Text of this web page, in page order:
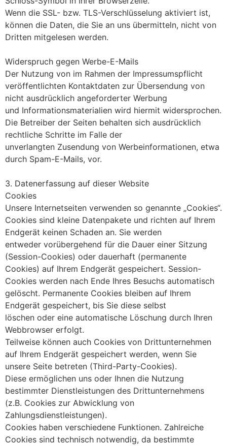
Wenn die SSL- bzw. TLS-Verschlüsselung aktiviert ist,
können die Daten, die Sie an uns übermitteln, nicht von
Dritten mitgelesen werden.
Widerspruch gegen Werbe-E-Mails
Der Nutzung von im Rahmen der Impressumspflicht
veröffentlichten Kontaktdaten zur Übersendung von
nicht ausdrücklich angeforderter Werbung
und Informationsmaterialien wird hiermit widersprochen.
Die Betreiber der Seiten behalten sich ausdrücklich
rechtliche Schritte im Falle der
unverlangten Zusendung von Werbeinformationen, etwa
durch Spam-E-Mails, vor.
3. Datenerfassung auf dieser Website
Cookies
Unsere Internetseiten verwenden so genannte „Cookies“.
Cookies sind kleine Datenpakete und richten auf Ihrem
Endgerät keinen Schaden an. Sie werden
entweder vorübergehend für die Dauer einer Sitzung
(Session-Cookies) oder dauerhaft (permanente
Cookies) auf Ihrem Endgerät gespeichert. Session-
Cookies werden nach Ende Ihres Besuchs automatisch
gelöscht. Permanente Cookies bleiben auf Ihrem
Endgerät gespeichert, bis Sie diese selbst
löschen oder eine automatische Löschung durch Ihren
Webbrowser erfolgt.
Teilweise können auch Cookies von Drittunternehmen
auf Ihrem Endgerät gespeichert werden, wenn Sie
unsere Seite betreten (Third-Party-Cookies).
Diese ermöglichen uns oder Ihnen die Nutzung
bestimmter Dienstleistungen des Drittunternehmens
(z.B. Cookies zur Abwicklung von
Zahlungsdienstleistungen).
Cookies haben verschiedene Funktionen. Zahlreiche
Cookies sind technisch notwendig, da bestimmte